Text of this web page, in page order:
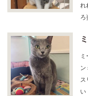
ろ
ス